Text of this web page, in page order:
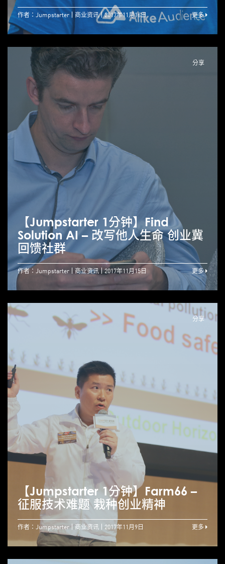
作者：Jumpstarter 商业资讯 2017年11月16日 更多
分享
【Jumpstarter 1分钟】Find
Solution AI – 改写他人生命 创业冀
回馈社群
作者：Jumpstarter 商业资讯 2017年11月15日 更多
分享
【Jumpstarter 1分钟】Farm66 –
征服技术难题 栽种创业精神
作者：Jumpstarter 商业资讯 2017年11月9日 更多